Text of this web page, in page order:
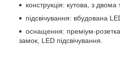
конструкція: кутова, з
підсвічування: вбудована
оснащення: преміум-
замок, LED підсвічування.